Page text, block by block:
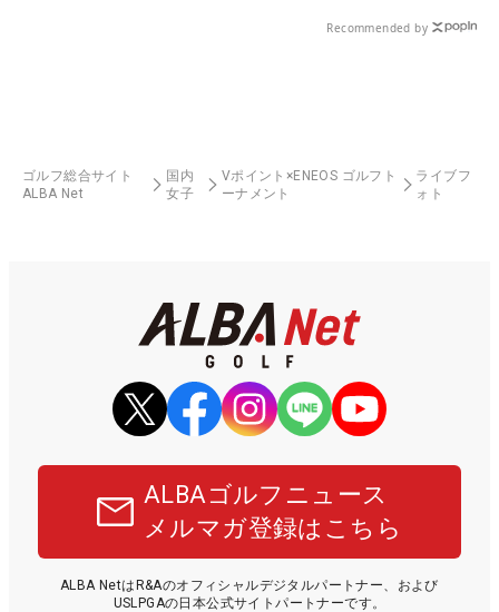
Recommended by
ゴルフ総合サイト
ALBA Net
国内
女子
Vポイント×ENEOS ゴルフト
ーナメント
ライブフ
ォト
ALBAゴルフニュース
メルマガ登録はこちら
ALBA NetはR&Aのオフィシャルデジタルパートナー、および
USLPGAの日本公式サイトパートナーです。